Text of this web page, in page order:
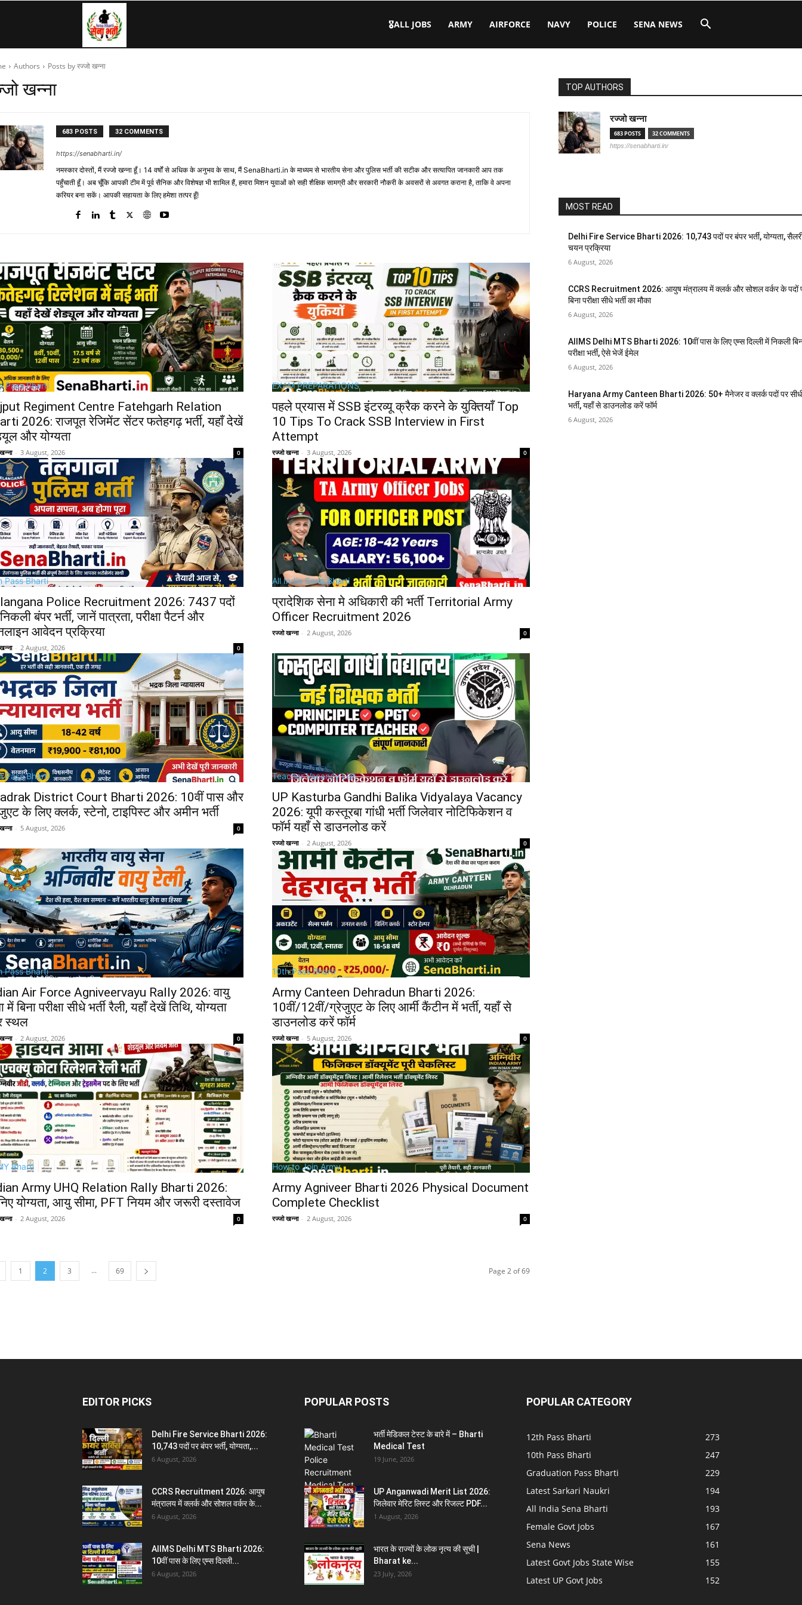
Navy,
Airforce,
Police….
🎖️ALL JOBS ARMY AIRFORCE NAVY POLICE SENA NEWS
Authors Posts by रज्जो खन्ना
खन्ना
683 POSTS 32 COMMENTS
https://senabharti.in/
नमस्कार दोस्तों, मैं रज्जो खन्ना हूँ। 14 वर्षों से अधिक के अनुभव के साथ, मैं SenaBharti.in के माध्यम से भारतीय सेना और पुलिस भर्ती की सटीक और सत्यापित जानकारी आप तक
पहुँचाती हूँ। अब चूँकि आपकी टीम में पूर्व सैनिक और विशेषज्ञ भी शामिल हैं, हमारा मिशन युवाओं को सही शैक्षिक सामग्री और सरकारी नौकरी के अवसरों से अवगत कराना है, ताकि वे अपना
करियर बना सकें। आपकी सहायता के लिए हमेशा तत्पर हूँ!
Pass Bharti
Regiment Centre Fatehgarh Relation
2026: राजपूत रेजिमेंट सेंटर फतेहगढ़ भर्ती, यहाँ देखें
और योग्यता
- 3 August, 2026 0
EXAM PREPARATIONS
पहले प्रयास में SSB इंटरव्यू क्रैक करने के युक्तियाँ Top
10 Tips To Crack SSB Interview in First
Attempt
रज्जो खन्ना - 3 August, 2026 0
Pass Bharti
Police Recruitment 2026: 7437 पदों
बंपर भर्ती, जानें पात्रता, परीक्षा पैटर्न और
आवेदन प्रक्रिया
- 2 August, 2026 0
All India Sena Bharti
प्रादेशिक सेना मे अधिकारी की भर्ती Territorial Army
Officer Recruitment 2026
रज्जो खन्ना - 2 August, 2026 0
Pass Bharti
District Court Bharti 2026: 10वीं पास और
के लिए क्लर्क, स्टेनो, टाइपिस्ट और अमीन भर्ती
- 5 August, 2026 0
Teacher Vacancy List
UP Kasturba Gandhi Balika Vidyalaya Vacancy
2026: यूपी कस्तूरबा गांधी भर्ती जिलेवार नोटिफिकेशन व
फॉर्म यहाँ से डाउनलोड करें
रज्जो खन्ना - 2 August, 2026 0
Pass Bharti
Air Force Agniveervayu Rally 2026: वायु
में बिना परीक्षा सीधे भर्ती रैली, यहाँ देखें तिथि, योग्यता
स्थल
- 2 August, 2026 0
10th Pass Bharti
Army Canteen Dehradun Bharti 2026:
10वीं/12वीं/ग्रेजुएट के लिए आर्मी कैंटीन में भर्ती, यहाँ से
डाउनलोड करें फॉर्म
रज्जो खन्ना - 5 August, 2026 0
Bharti
Army UHQ Relation Rally Bharti 2026:
योग्यता, आयु सीमा, PFT नियम और जरूरी दस्तावेज
- 2 August, 2026 0
How to Join Army
Army Agniveer Bharti 2026 Physical Document
Complete Checklist
रज्जो खन्ना - 2 August, 2026 0
1 2 3 ... 69 Page 2 of 69
TOP AUTHORS
रज्जो खन्ना
683 POSTS 32 COMMENTS
https://senabharti.in/
MOST READ
Delhi Fire Service Bharti 2026: 10,743 पदों पर बंपर भर्ती, योग्यता,
चयन प्रक्रिया
6 August, 2026
CCRS Recruitment 2026: आयुष मंत्रालय में क्लर्क और सोशल वर्कर के पदों
बिना परीक्षा सीधे भर्ती का मौका
6 August, 2026
AIIMS Delhi MTS Bharti 2026: 10वीं पास के लिए एम्स दिल्ली में निकली
परीक्षा भर्ती, ऐसे भेजें ईमेल
6 August, 2026
Haryana Army Canteen Bharti 2026: 50+ मैनेजर व क्लर्क पदों पर
भर्ती, यहाँ से डाउनलोड करें फॉर्म
6 August, 2026
EDITOR PICKS
Delhi Fire Service Bharti 2026:
10,743 पदों पर बंपर भर्ती, योग्यता,...
6 August, 2026
CCRS Recruitment 2026: आयुष
मंत्रालय में क्लर्क और सोशल वर्कर के...
6 August, 2026
AIIMS Delhi MTS Bharti 2026:
10वीं पास के लिए एम्स दिल्ली...
6 August, 2026
POPULAR POSTS
भर्ती मेडिकल टेस्ट के बारे में – Bharti
Medical Test
19 June, 2026
UP Anganwadi Merit List 2026:
जिलेवार मेरिट लिस्ट और रिजल्ट PDF...
1 August, 2026
भारत के राज्यों के लोक नृत्य की सूची |
Bharat ke...
23 July, 2026
POPULAR CATEGORY
12th Pass Bharti
273
10th Pass Bharti
247
Graduation Pass Bharti
229
Latest Sarkari Naukri
194
All India Sena Bharti
193
Female Govt Jobs
167
Sena News
161
Latest Govt Jobs State Wise
155
Latest UP Govt Jobs
152